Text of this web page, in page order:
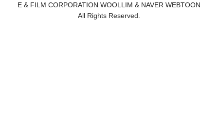
E & FILM CORPORATION WOOLLIM & NAVER WEBTOON
All Rights Reserved.